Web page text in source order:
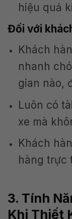
hiệu quả
Đối với
Khách
nhanh
gian nào,
Luôn có
xe mà
Khách
hàng trực
3. Tính
Khi Thiết